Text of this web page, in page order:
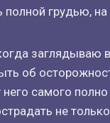
грудью, на
заглядываю
об
самого
не